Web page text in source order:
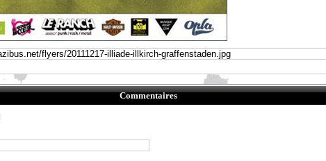
Commentaires